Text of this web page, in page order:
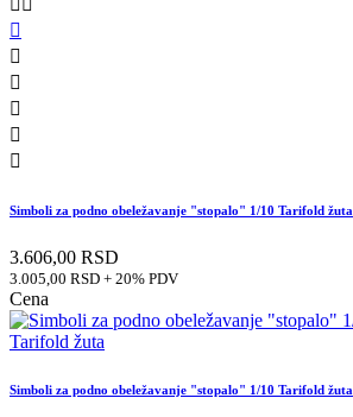






Simboli za podno obeležavanje "stopalo" 1/10 Tarifold žuta
3.606,00 RSD
3.005,00 RSD + 20% PDV
Cena
Simboli za podno obeležavanje "stopalo" 1/10 Tarifold žuta